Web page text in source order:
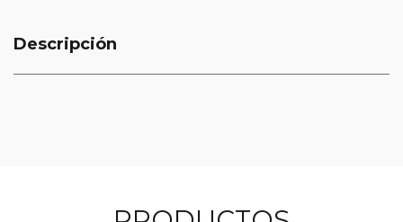
Descripción